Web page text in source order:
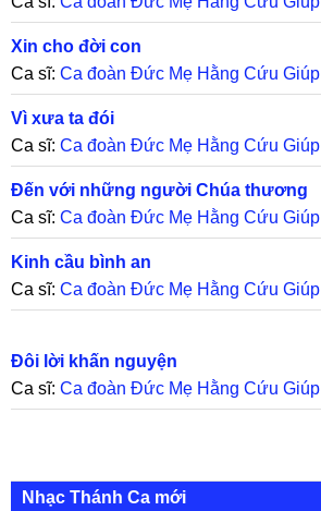
Xin cho đời con
Ca sĩ: Ca đoàn Đức Mẹ Hằng Cứu Giúp
Phạm Quang
Vì xưa ta đói
Ca sĩ: Ca đoàn Đức Mẹ Hằng Cứu Giúp
Thành Tâm
Đến với những người Chúa thương
Ca sĩ: Ca đoàn Đức Mẹ Hằng Cứu Giúp
Sông Lam
Kinh cầu bình an
Ca sĩ: Ca đoàn Đức Mẹ Hằng Cứu Giúp
Đôi lời khấn nguyện
Ca sĩ: Ca đoàn Đức Mẹ Hằng Cứu Giúp
Nhạc Thánh Ca mới